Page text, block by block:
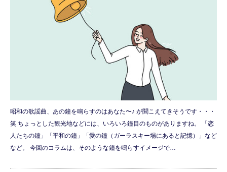
昭和の歌謡曲、あの鐘を鳴らすのはあなた〜♪ が聞こえてきそうです・・・
笑 ちょっとした観光地などには、いろいろ鐘目のものがありますね。 「恋
人たちの鐘」「平和の鐘」「愛の鐘（ガーラスキー場にあると記憶）」など
など。 今回のコラムは、そのような鐘を鳴らすイメージで…